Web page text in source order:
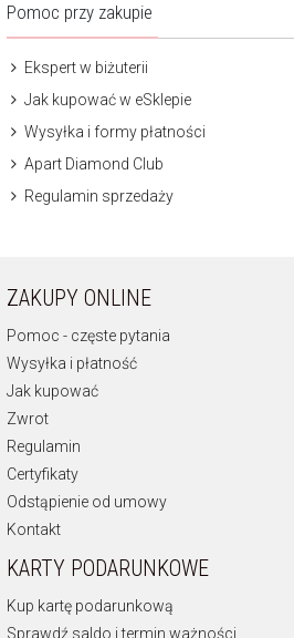
Pomoc przy zakupie
Ekspert w biżuterii
Jak kupować w eSklepie
Wysyłka i formy płatności
Apart Diamond Club
Regulamin sprzedaży
ZAKUPY ONLINE
Pomoc - częste pytania
Wysyłka i płatność
Jak kupować
Zwrot
Regulamin
Certyfikaty
Odstąpienie od umowy
Kontakt
KARTY PODARUNKOWE
Kup kartę podarunkową
Sprawdź saldo i termin ważności